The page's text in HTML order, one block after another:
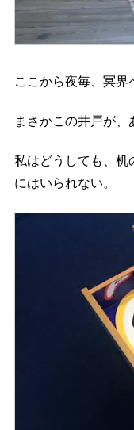
ここから夜毎、冥界
まさかこの井戸が、
私はどうしても、机
にはいられない。